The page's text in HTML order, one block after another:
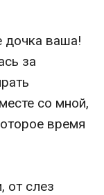
дочка ваша!
за
со мной,
время
от слез